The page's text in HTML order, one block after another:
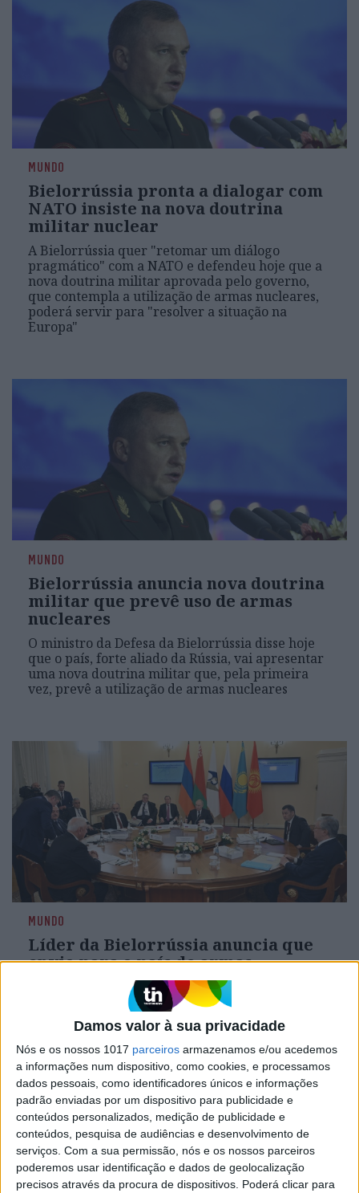
Damos valor à sua privacidade
Nós e os nossos 1017 parceiros armazenamos e/ou acedemos
a informações num dispositivo, como cookies, e processamos
dados pessoais, como identificadores únicos e informações
padrão enviadas por um dispositivo para publicidade e
conteúdos personalizados, medição de publicidade e
conteúdos, pesquisa de audiências e desenvolvimento de
serviços. Com a sua permissão, nós e os nossos parceiros
poderemos usar identificação e dados de geolocalização
precisos através da procura de dispositivos. Poderá clicar para
MUNDO
Bielorrússia pronta a dialogar com
NATO insiste na nova doutrina
militar nuclear
A Bielorrússia quer "retomar um diálogo
pragmático" com a NATO e defendeu hoje que a
nova doutrina militar aprovada pelo governo,
que contempla a utilização de armas nucleares,
poderá servir para "resolver a situação na
Europa"
MUNDO
Bielorrússia anuncia nova doutrina
militar que prevê uso de armas
nucleares
O ministro da Defesa da Bielorrússia disse hoje
que o país, forte aliado da Rússia, vai apresentar
uma nova doutrina militar que, pela primeira
vez, prevê a utilização de armas nucleares
MUNDO
Líder da Bielorrússia anuncia que
envio para o país de armas
nucleares táticas russas foi
O Presidente da Bielorrússia disse hoje que a
Rússia completou o envio de armas nucleares
táticas para o seu país, uma iniciativa que está a
suscitar apreensão na Polónia e na região